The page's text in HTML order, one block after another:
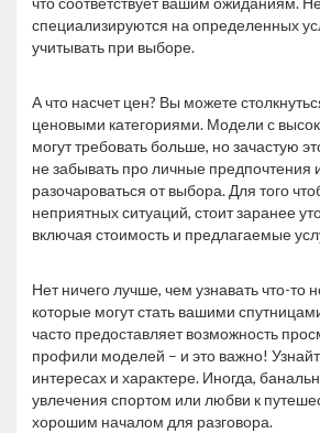
специализируются на определенных
учитывать при выборе.
А что насчет цен? Вы можете
ценовыми категориями. Модели с
могут требовать больше, но зачастую
не забывать про личные предпочтения
разочароваться от выбора. Для того
неприятных ситуаций, стоит заранее
включая стоимость и предлагаемые
Нет ничего лучше, чем узнавать что-то
которые могут стать вашими
часто предоставляет возможность
профили моделей – и это важно!
интересах и характере. Иногда,
увлечения спортом или любви к
хорошим началом для разговора.